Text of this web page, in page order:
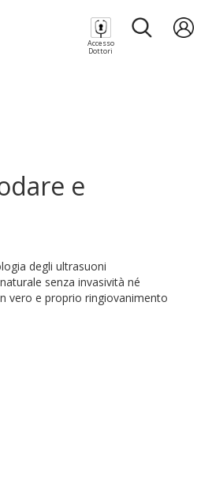
Accesso
Dottori
e
degli ultrasuoni
senza invasività né
vero e proprio ringiovanimento